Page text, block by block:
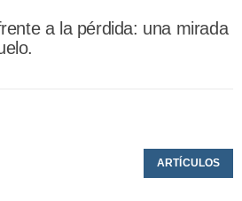
a la pérdida: una mirada
ARTÍCULOS